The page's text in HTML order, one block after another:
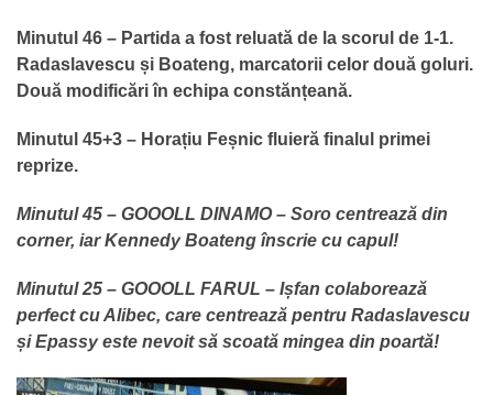
Minutul 46 – Partida a fost reluată de la scorul de 1-1.
Radaslavescu și Boateng, marcatorii celor două goluri.
Două modificări în echipa constănțeană.
Minutul 45+3 – Horațiu Feșnic fluieră finalul primei
reprize.
Minutul 45 – GOOOLL DINAMO – Soro centrează din
corner, iar Kennedy Boateng înscrie cu capul!
Minutul 25 – GOOOLL FARUL – Ișfan colaborează
perfect cu Alibec, care centrează pentru Radaslavescu
și Epassy este nevoit să scoată mingea din poartă!